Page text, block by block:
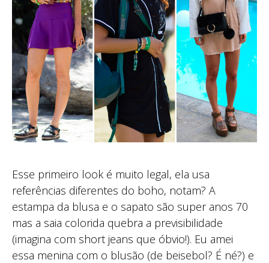
Esse primeiro look é muito legal, ela usa
referências diferentes do boho, notam? A
estampa da blusa e o sapato são super anos 70
mas a saia colorida quebra a previsibilidade
(imagina com short jeans que óbvio!). Eu amei
essa menina com o blusão (de beisebol? É né?) e